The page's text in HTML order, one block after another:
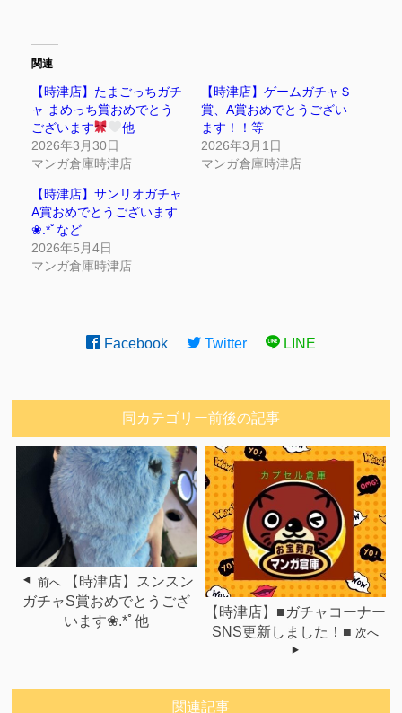
関連
【時津店】たまごっちガチ
ャ まめっち賞おめでとう
ございます
他
2026年3月30日
マンガ倉庫時津店
【時津店】ゲームガチャＳ
賞、A賞おめでとうござい
ます！！等
2026年3月1日
マンガ倉庫時津店
【時津店】サンリオガチャ
A賞おめでとうございます
❀.*ﾟなど
2026年5月4日
マンガ倉庫時津店
Facebook Twitter LINE
同カテゴリー前後の記事
前へ
【時津店】スンスン
ガチャS賞おめでとうござ
います❀.*ﾟ他
【時津店】■ガチャコーナー
SNS更新しました！■ 次へ
関連記事